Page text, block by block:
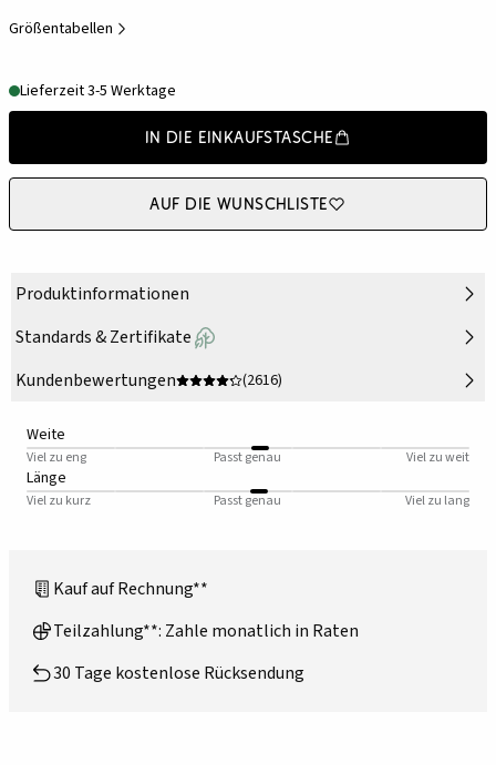
Größentabellen
Lieferzeit 3-5 Werktage
In die Einkaufstasche
Auf die Wunschliste
Produktinformationen
Standards & Zertifikate
Kundenbewertungen
(2616)
Weite
Viel zu eng Passt genau Viel zu weit
Länge
Viel zu kurz Passt genau Viel zu lang
Kauf auf Rechnung**
Teilzahlung**: Zahle monatlich in Raten
30 Tage kostenlose Rücksendung